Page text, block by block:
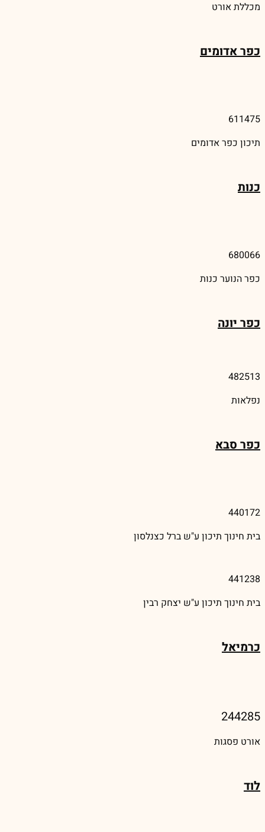
מכללת אורט
כפר אדומים
611475
תיכון כפר אדומים
כנות
680066
כפר הנוער כנות
כפר יונה
482513
נפלאות
כפר סבא
440172
בית חינוך תיכון ע"ש ברל כצנלסון
441238
בית חינוך תיכון ע"ש יצחק רבין
כרמיאל
244285
אורט פסגות
לוד